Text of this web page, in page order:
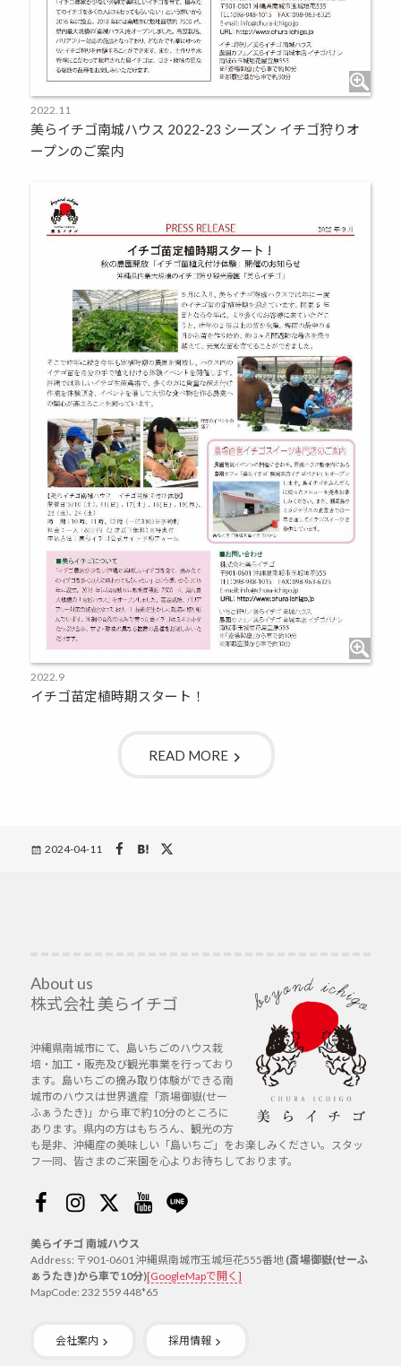
2022.11
美らイチゴ南城ハウス 2022-23 シーズン イチゴ狩りオ
ープンのご案内
2022.9
イチゴ苗定植時期スタート！
READ MORE
Posted
2024-04-11
About us
株式会社 美らイチゴ
沖縄県南城市にて、島いちごのハウス栽
培・加工・販売及び観光事業を行っており
ます。島いちごの摘み取り体験ができる南
城市のハウスは世界遺産「斎場御嶽(せー
ふぁうたき)」から車で約10分のところに
あります。県内の方はもちろん、観光の方
も是非、沖縄産の美味しい「島いちご」をお楽しみください。スタッ
フ一同、皆さまのご来園を心よりお待ちしております。
Facebook
Instagram
Twitter
Youtube
Line
美らイチゴ 南城ハウス
Address: 〒901-0601 沖縄県南城市玉城垣花555番地 (斎場御嶽(せーふ
ぁうたき)から車で10分)[GoogleMapで開く]
MapCode: 232 559 448*65
会社案内 採用情報